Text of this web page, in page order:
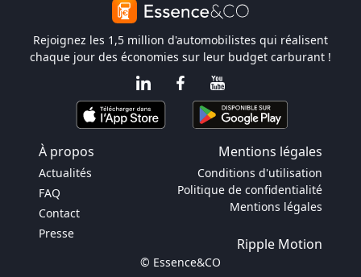
Rejoignez les 1,5 million d'automobilistes qui réalisent
chaque jour des économies sur leur budget carburant !
À propos Mentions légales
Actualités
FAQ
Contact
Presse
Conditions d'utilisation
Politique de confidentialité
Mentions légales
Ripple Motion
© Essence&CO